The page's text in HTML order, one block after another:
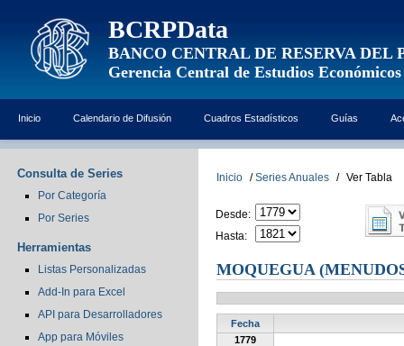
BCRPData
BANCO CENTRAL DE RESERVA DEL
Gerencia Central de Estudios Económicos
Inicio Calendario de Difusión Cuadros Estadísticos Guías
Consulta de Series
Por Categoría
Por Series
Herramientas
Listas Personalizadas
Add-In para Excel
API para Desarrolladores
App para Móviles
Inicio / Series Anuales / Ver Tabla
Desde:
Hasta:
MOQUEGUA
Fecha
1779